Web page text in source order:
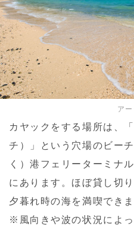
ア
カヤックをする場所は、
チ）」という穴場のビー
く）港フェリーターミナ
にあります。ほぼ貸し切
夕暮れ時の海を満喫できま
※風向きや波の状況によ